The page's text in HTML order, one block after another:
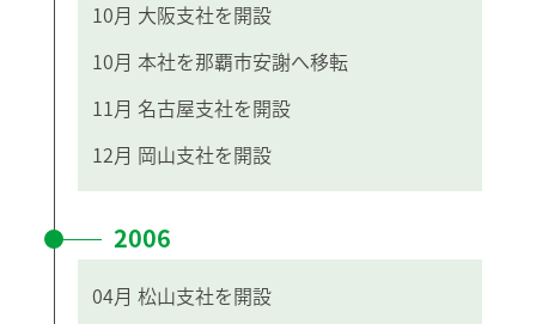
10月 大阪支社を開設
10月 本社を那覇市安謝へ移転
11月 名古屋支社を開設
12月 岡山支社を開設
2006
04月 松山支社を開設